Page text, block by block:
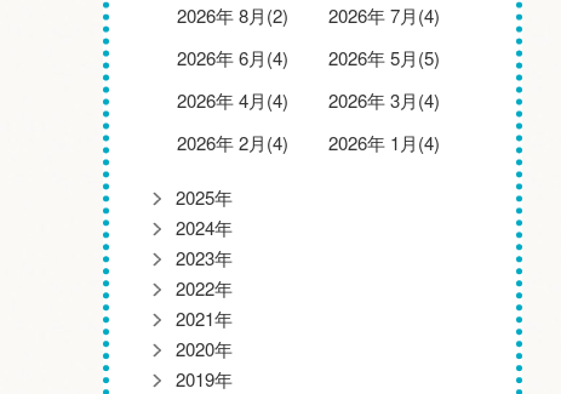
2026年 8月(2)
2026年 7月(4)
2026年 6月(4)
2026年 5月(5)
2026年 4月(4)
2026年 3月(4)
2026年 2月(4)
2026年 1月(4)
2025年
2024年
2023年
2022年
2021年
2020年
2019年